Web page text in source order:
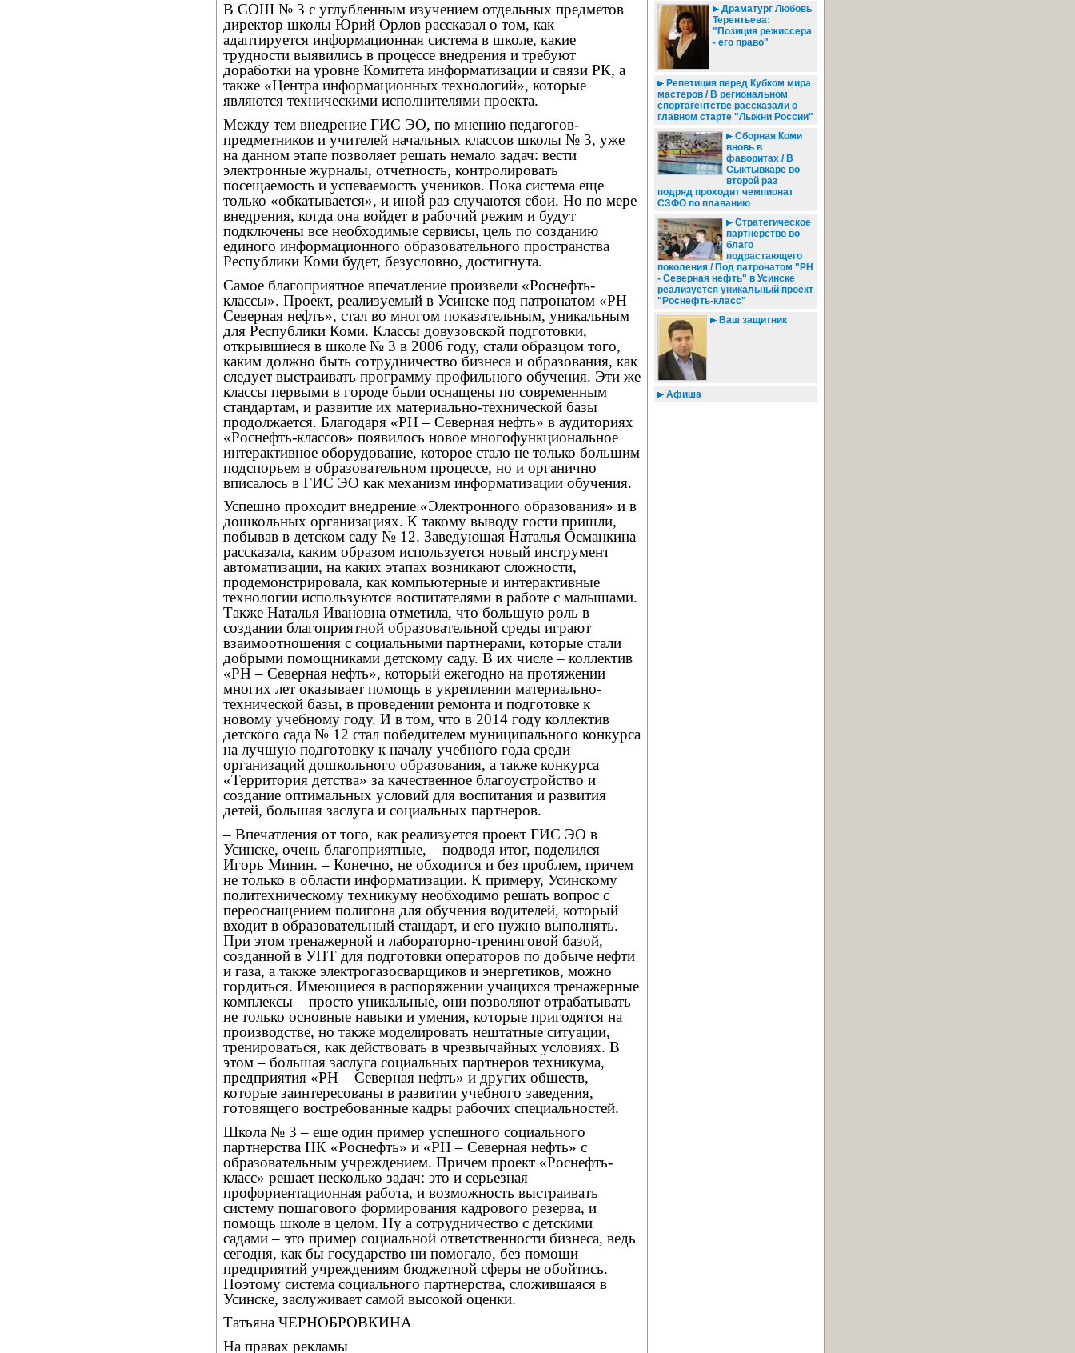
В СОШ № 3 с углубленным изучением отдельных предметов
директор школы Юрий Орлов рассказал о том, как
адаптируется информационная система в школе, какие
трудности выявились в процессе внедрения и требуют
доработки на уровне Комитета информатизации и связи РК, а
также «Центра информационных технологий», которые
являются техническими исполнителями проекта.
Между тем внедрение ГИС ЭО, по мнению педагогов-
предметников и учителей начальных классов школы № 3, уже
на данном этапе позволяет решать немало задач: вести
электронные журналы, отчетность, контролировать
посещаемость и успеваемость учеников. Пока система еще
только «обкатывается», и иной раз случаются сбои. Но по мере
внедрения, когда она войдет в рабочий режим и будут
подключены все необходимые сервисы, цель по созданию
единого информационного образовательного пространства
Республики Коми будет, безусловно, достигнута.
Самое благоприятное впечатление произвели «Роснефть-
классы». Проект, реализуемый в Усинске под патронатом «РН –
Северная нефть», стал во многом показательным, уникальным
для Республики Коми. Классы довузовской подготовки,
открывшиеся в школе № 3 в 2006 году, стали образцом того,
каким должно быть сотрудничество бизнеса и образования, как
следует выстраивать программу профильного обучения. Эти же
классы первыми в городе были оснащены по современным
стандартам, и развитие их материально-технической базы
продолжается. Благодаря «РН – Северная нефть» в аудиториях
«Роснефть-классов» появилось новое многофункциональное
интерактивное оборудование, которое стало не только большим
подспорьем в образовательном процессе, но и органично
вписалось в ГИС ЭО как механизм информатизации обучения.
Успешно проходит внедрение «Электронного образования» и в
дошкольных организациях. К такому выводу гости пришли,
побывав в детском саду № 12. Заведующая Наталья Османкина
рассказала, каким образом используется новый инструмент
автоматизации, на каких этапах возникают сложности,
продемонстрировала, как компьютерные и интерактивные
технологии используются воспитателями в работе с малышами.
Также Наталья Ивановна отметила, что большую роль в
создании благоприятной образовательной среды играют
взаимоотношения с социальными партнерами, которые стали
добрыми помощниками детскому саду. В их числе – коллектив
«РН – Северная нефть», который ежегодно на протяжении
многих лет оказывает помощь в укреплении материально-
технической базы, в проведении ремонта и подготовке к
новому учебному году. И в том, что в 2014 году коллектив
детского сада № 12 стал победителем муниципального конкурса
на лучшую подготовку к началу учебного года среди
организаций дошкольного образования, а также конкурса
«Территория детства» за качественное благоустройство и
создание оптимальных условий для воспитания и развития
детей, большая заслуга и социальных партнеров.
– Впечатления от того, как реализуется проект ГИС ЭО в
Усинске, очень благоприятные, – подводя итог, поделился
Игорь Минин. – Конечно, не обходится и без проблем, причем
не только в области информатизации. К примеру, Усинскому
политехническому техникуму необходимо решать вопрос с
переоснащением полигона для обучения водителей, который
входит в образовательный стандарт, и его нужно выполнять.
При этом тренажерной и лабораторно-тренинговой базой,
созданной в УПТ для подготовки операторов по добыче нефти
и газа, а также электрогазосварщиков и энергетиков, можно
гордиться. Имеющиеся в распоряжении учащихся тренажерные
комплексы – просто уникальные, они позволяют отрабатывать
не только основные навыки и умения, которые пригодятся на
производстве, но также моделировать нештатные ситуации,
тренироваться, как действовать в чрезвычайных условиях. В
этом – большая заслуга социальных партнеров техникума,
предприятия «РН – Северная нефть» и других обществ,
которые заинтересованы в развитии учебного заведения,
готовящего востребованные кадры рабочих специальностей.
Школа № 3 – еще один пример успешного социального
партнерства НК «Роснефть» и «РН – Северная нефть» с
образовательным учреждением. Причем проект «Роснефть-
класс» решает несколько задач: это и серьезная
профориентационная работа, и возможность выстраивать
систему пошагового формирования кадрового резерва, и
помощь школе в целом. Ну а сотрудничество с детскими
садами – это пример социальной ответственности бизнеса, ведь
сегодня, как бы государство ни помогало, без помощи
предприятий учреждениям бюджетной сферы не обойтись.
Поэтому система социального партнерства, сложившаяся в
Усинске, заслуживает самой высокой оценки.
Татьяна ЧЕРНОБРОВКИНА
На правах рекламы
Драматург Любовь
Терентьева:
"Позиция режиссера
- его право"
Репетиция перед Кубком мира
мастеров / В региональном
спортагентстве рассказали о
главном старте "Лыжни России"
Сборная Коми
вновь в
фаворитах / В
Сыктывкаре во
второй раз
подряд проходит чемпионат
СЗФО по плаванию
Стратегическое
партнерство во
благо
подрастающего
поколения / Под патронатом "РН
- Северная нефть" в Усинске
реализуется уникальный проект
"Роснефть-класс"
Ваш защитник
Афиша